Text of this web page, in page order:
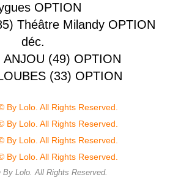
OPTION
Théâtre Milandy OPTION
déc.
ANJOU (49) OPTION
(33) OPTION
Lolo. All Rights Reserved.